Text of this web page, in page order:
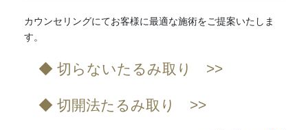
カウンセリングにてお客様に最適な施術をご提案いたしま
す。
◆ 切らないたるみ取り >>
◆ 切開法たるみ取り >>